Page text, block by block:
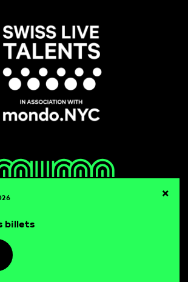
muma basel
×
billets